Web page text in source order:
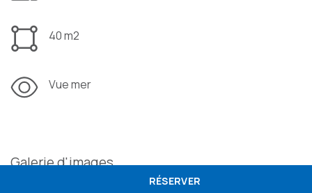
40 m2
Vue mer
Galerie d'images
RÉSERVER